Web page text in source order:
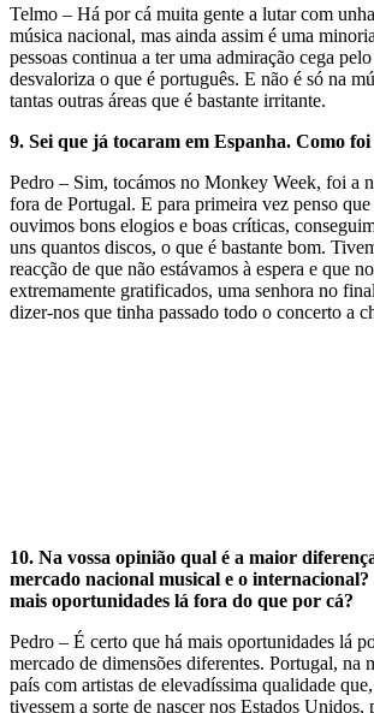
Telmo – Há por cá muita gente a lutar com
música nacional, mas ainda assim é uma
pessoas continua a ter uma admiração cega
desvaloriza o que é português. E não é só na
tantas outras áreas que é bastante irritante.
9. Sei que já tocaram em Espanha. Como foi
Pedro – Sim, tocámos no Monkey Week, foi a
fora de Portugal. E para primeira vez penso
ouvimos bons elogios e boas críticas,
uns quantos discos, o que é bastante bom.
reacção de que não estávamos à espera e que
extremamente gratificados, uma senhora no
dizer-nos que tinha passado todo o concerto a
10. Na vossa opinião qual é a maior
mercado nacional musical e o internacional?
mais oportunidades lá fora do que por cá?
Pedro – É certo que há mais oportunidades lá
mercado de dimensões diferentes. Portugal, na
país com artistas de elevadíssima qualidade
tivessem a sorte de nascer nos Estados Unidos,